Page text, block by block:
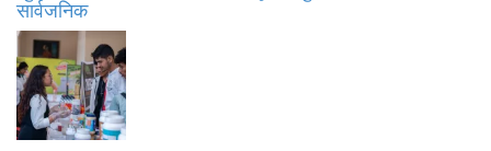
सार्वजनिक